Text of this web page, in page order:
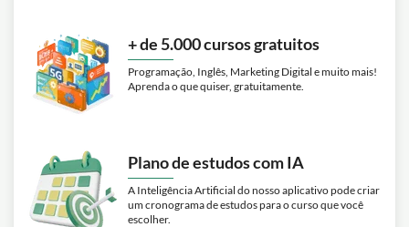
+ de 5.000 cursos gratuitos
Programação, Inglês, Marketing Digital e muito mais!
Aprenda o que quiser, gratuitamente.
Plano de estudos com IA
A Inteligência Artificial do nosso aplicativo pode criar
um cronograma de estudos para o curso que você
escolher.